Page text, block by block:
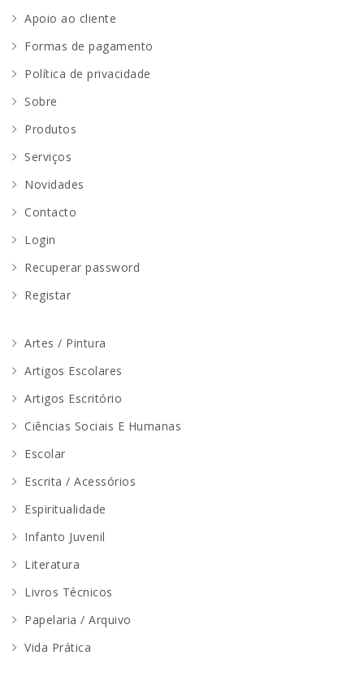
Apoio ao cliente
Formas de pagamento
Política de privacidade
Sobre
Produtos
Serviços
Novidades
Contacto
Login
Recuperar password
Registar
Artes / Pintura
Artigos Escolares
Artigos Escritório
Ciências Sociais E Humanas
Escolar
Escrita / Acessórios
Espiritualidade
Infanto Juvenil
Literatura
Livros Técnicos
Papelaria / Arquivo
Vida Prática